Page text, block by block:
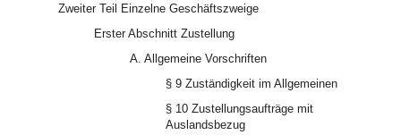
Zweiter Teil Einzelne Geschäftszweige
Erster Abschnitt Zustellung
A. Allgemeine Vorschriften
§ 9 Zuständigkeit im Allgemeinen
§ 10 Zustellungsaufträge mit
Auslandsbezug